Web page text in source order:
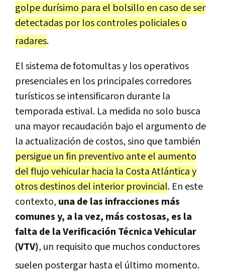
golpe durísimo para el bolsillo en caso de ser
detectadas por los controles policiales o
radares.
El sistema de fotomultas y los operativos
presenciales en los principales corredores
turísticos se intensificaron durante la
temporada estival. La medida no solo busca
una mayor recaudación bajo el argumento de
la actualización de costos, sino que también
persigue un fin preventivo ante el aumento
del flujo vehicular hacia la Costa Atlántica y
otros destinos del interior provincial. En este
contexto, una de las infracciones más
comunes y, a la vez, más costosas, es la
falta de la Verificación Técnica Vehicular
(VTV), un requisito que muchos conductores
suelen postergar hasta el último momento.